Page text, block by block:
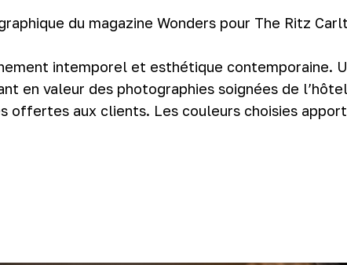
du magazine Wonders pour The Ritz
intemporel et esthétique contemporaine.
en valeur des photographies soignées de
offertes aux clients. Les couleurs choisies